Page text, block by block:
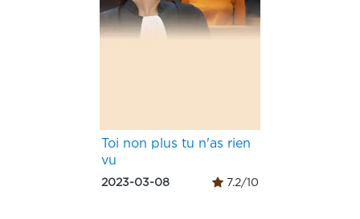
Toi non plus tu n'as rien
vu
2023-03-08 7.2/10